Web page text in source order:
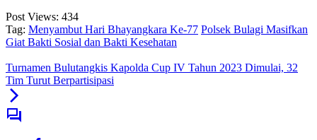
Post Views: 434
Tag: Menyambut Hari Bhayangkara Ke-77 Polsek Bulagi Masifkan
Giat Bakti Sosial dan Bakti Kesehatan
Turnamen Bulutangkis Kapolda Cup IV Tahun 2023 Dimulai, 32
Tim Turut Berpartisipasi